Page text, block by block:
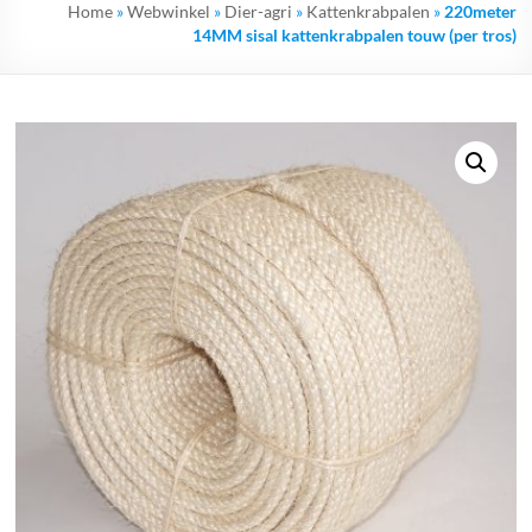
Home»Webwinkel » Dier-agri » Kattenkrabpalen » 220meter
14MM sisal kattenkrabpalen touw (per tros)